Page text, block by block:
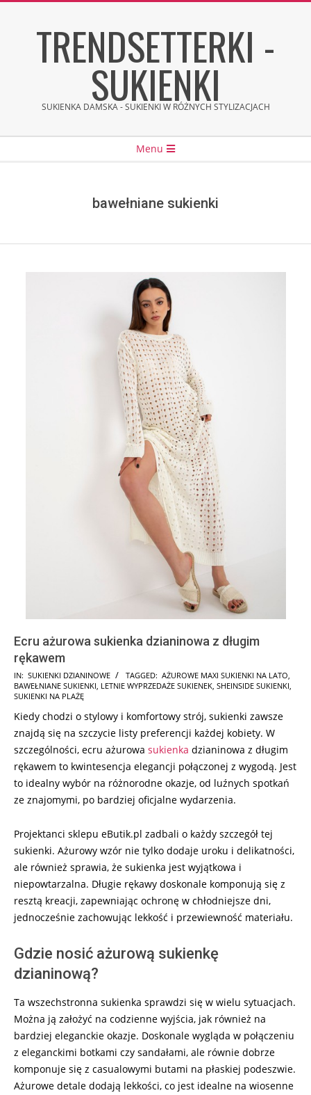
TRENDSETTERKI -
SUKIENKI
SUKIENKA DAMSKA - SUKIENKI W RÓŻNYCH STYLIZACJACH
Menu
bawełniane sukienki
Ecru ażurowa sukienka dzianinowa z długim
rękawem
2025-
03-
IN: SUKIENKI DZIANINOWE TAGGED: AŻUROWE MAXI SUKIENKI NA LATO,
BAWEŁNIANE SUKIENKI, LETNIE WYPRZEDAŻE SUKIENEK, SHEINSIDE SUKIENKI,
SUKIENKI NA PLAŻĘ
Kiedy chodzi o stylowy i komfortowy strój, sukienki zawsze
znajdą się na szczycie listy preferencji każdej kobiety. W
szczególności, ecru ażurowa sukienka dzianinowa z długim
rękawem to kwintesencja elegancji połączonej z wygodą. Jest
to idealny wybór na różnorodne okazje, od luźnych spotkań
ze znajomymi, po bardziej oficjalne wydarzenia.
Projektanci sklepu eButik.pl zadbali o każdy szczegół tej
sukienki. Ażurowy wzór nie tylko dodaje uroku i delikatności,
ale również sprawia, że sukienka jest wyjątkowa i
niepowtarzalna. Długie rękawy doskonale komponują się z
resztą kreacji, zapewniając ochronę w chłodniejsze dni,
jednocześnie zachowując lekkość i przewiewność materiału.
Gdzie nosić ażurową sukienkę
dzianinową?
Ta wszechstronna sukienka sprawdzi się w wielu sytuacjach.
Można ją założyć na codzienne wyjścia, jak również na
bardziej eleganckie okazje. Doskonale wygląda w połączeniu
z eleganckimi botkami czy sandałami, ale równie dobrze
komponuje się z casualowymi butami na płaskiej podeszwie.
Ażurowe detale dodają lekkości, co jest idealne na wiosenne